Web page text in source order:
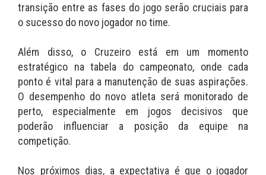
transição entre as fases do jogo serão cruciais para
o sucesso do novo jogador no time.
Além disso, o Cruzeiro está em um momento
estratégico na tabela do campeonato, onde cada
ponto é vital para a manutenção de suas aspirações.
O desempenho do novo atleta será monitorado de
perto, especialmente em jogos decisivos que
poderão influenciar a posição da equipe na
competição.
Nos próximos dias, a expectativa é que o jogador